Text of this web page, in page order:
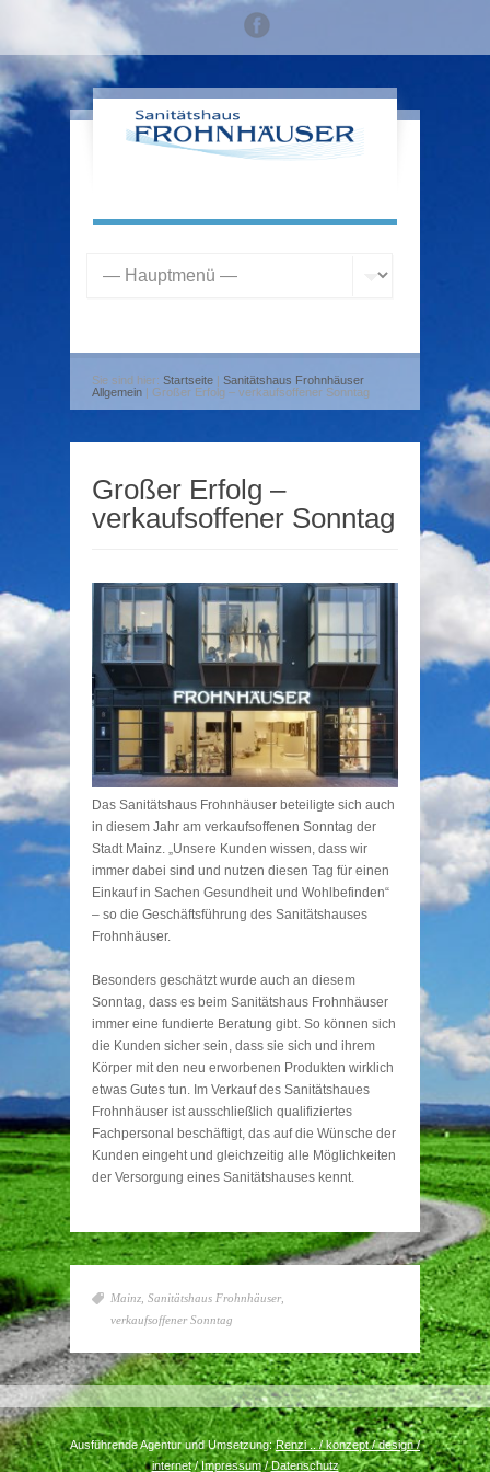
Sie sind hier: Startseite | Sanitätshaus Frohnhäuser
Allgemein | Großer Erfolg – verkaufsoffener Sonntag
Großer Erfolg –
verkaufsoffener Sonntag
Das Sanitätshaus Frohnhäuser beteiligte sich auch
in diesem Jahr am verkaufsoffenen Sonntag der
Stadt Mainz. „Unsere Kunden wissen, dass wir
immer dabei sind und nutzen diesen Tag für einen
Einkauf in Sachen Gesundheit und Wohlbefinden“
– so die Geschäftsführung des Sanitätshauses
Frohnhäuser.
Besonders geschätzt wurde auch an diesem
Sonntag, dass es beim Sanitätshaus Frohnhäuser
immer eine fundierte Beratung gibt. So können sich
die Kunden sicher sein, dass sie sich und ihrem
Körper mit den neu erworbenen Produkten wirklich
etwas Gutes tun. Im Verkauf des Sanitätshaues
Frohnhäuser ist ausschließlich qualifiziertes
Fachpersonal beschäftigt, das auf die Wünsche der
Kunden eingeht und gleichzeitig alle Möglichkeiten
der Versorgung eines Sanitätshauses kennt.
Mainz Sanitätshaus Frohnhäuser
verkaufsoffener Sonntag
Ausführende Agentur und Umsetzung:Renzi .. / konzept / design /
internet/Impressum/Datenschutz